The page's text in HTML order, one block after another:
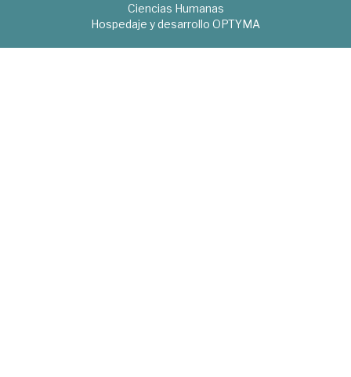
Ciencias Humanas
Hospedaje y desarrollo OPTYMA